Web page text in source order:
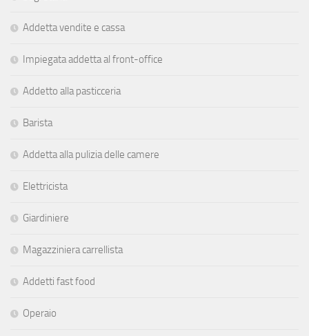
Addetta vendite e cassa
Impiegata addetta al front-office
Addetto alla pasticceria
Barista
Addetta alla pulizia delle camere
Elettricista
Giardiniere
Magazziniera carrellista
Addetti fast food
Operaio